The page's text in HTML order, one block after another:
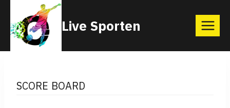
content
Live Sporten
SCORE BOARD